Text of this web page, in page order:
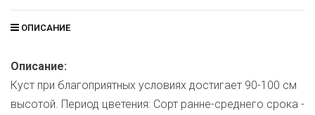
ОПИСАНИЕ
Описание:
Куст при благоприятных условиях достигает 90-100 см
высотой. Период цветения: Сорт ранне-среднего срока -